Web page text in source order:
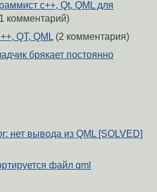
c++, Qt, QML для
комментарий)
QT, QML(2 комментария)
брякает постоянно
нет вывода из QML [SOLVED]
файл qml